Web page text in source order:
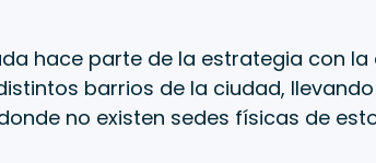
hace parte de la estrategia con la
barrios de la ciudad,
no existen sedes físicas de